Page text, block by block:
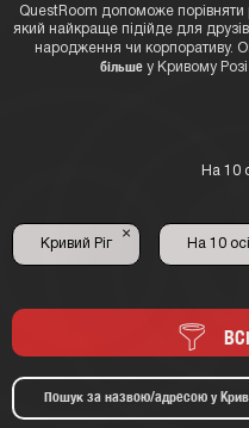
QuestRoom допоможе порівняти
який найкраще підійде для
народження чи корпоративу.
більше у Кривому
На 10
Кривий Ріг
×
На 10